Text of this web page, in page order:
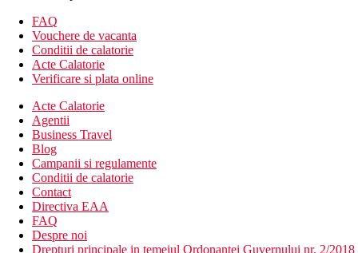
Descrierea hotelului
hol de intrare cu receptie
restaurant
mai multe restaurante si baruri tematice
piscina pentru copii
centru SPA Ayurveda
coafor
centru de conferinta
Wi-Fi in hol (gratuit)
loc de joaca
Descrierea plajei
cu nisip
sezlonguri, umbrele si prosoape gratuite
FAQ
Vouchere de vacanta
Conditii de calatorie
Acte Calatorie
Verificare si plata online
Acte Calatorie
Agentii
Business Travel
Blog
Campanii si regulamente
Conditii de calatorie
Contact
Directiva EAA
FAQ
Despre noi
Drepturi principale in temeiul Ordonantei Guvernului nr. 2/2018